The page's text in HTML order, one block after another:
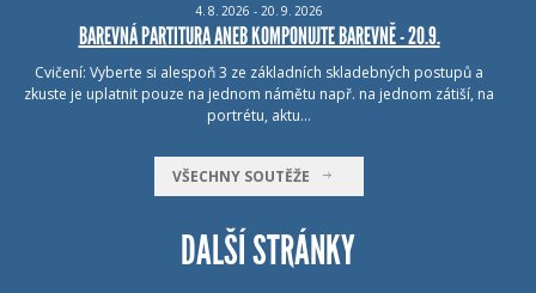
4. 8. 2026 - 20. 9. 2026
BAREVNÁ PARTITURA ANEB KOMPONUJTE BAREVNĚ - 20.9.
Cvičení: Vyberte si alespoň 3 ze základních skladebných postupů a
zkuste je uplatnit pouze na jednom námětu např. na jednom zátiší, na
portrétu, aktu…
VŠECHNY SOUTĚŽE
DALŠÍ STRÁNKY